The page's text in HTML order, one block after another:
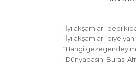
“İyi akşamlar” dedi
“İyi akşamlar” diye
“Hangi gezegendeyim
“Dünyadasın. Burası